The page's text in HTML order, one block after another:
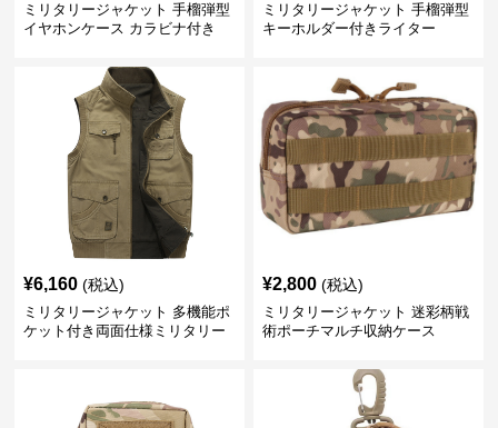
ミリタリージャケット 手榴弾型
イヤホンケース カラビナ付き
ミリタリージャケット 手榴弾型
キーホルダー付きライター
¥6,160 (税込)
ミリタリージャケット 多機能ポ
ケット付き両面仕様ミリタリー
¥2,800 (税込)
ミリタリージャケット 迷彩柄戦
術ポーチマルチ収納ケース